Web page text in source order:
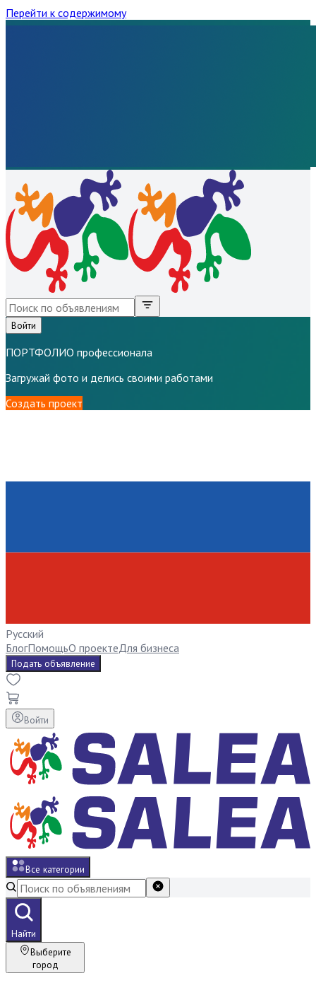
Перейти к содержимому
Войти
ПОРТФОЛИО профессионала
Загружай фото и делись своими работами
Создать проект
Русский
БлогПомощьО проектеДля бизнеса
Подать объявление
Войти
Все категории
Найти
Выберите
город